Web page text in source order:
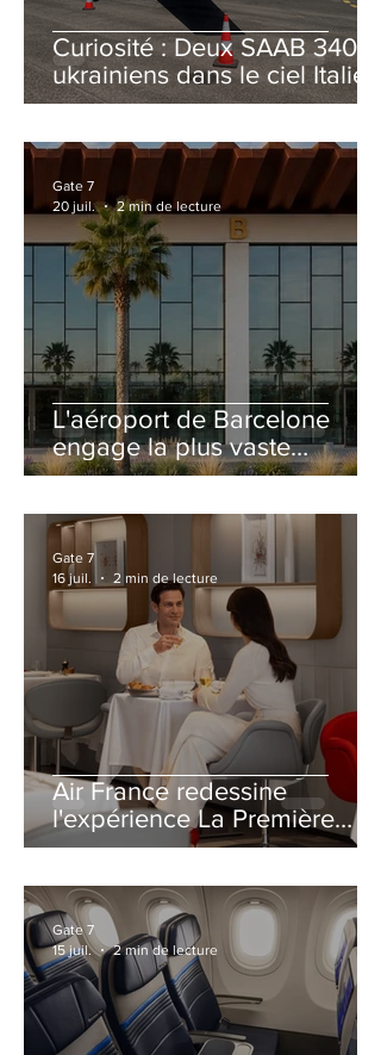
Curiosité : Deux SAAB 340B
ukrainiens dans le ciel Italien
cet été
L'aéroport de Barcelone
engage la plus vaste
rénovation de son Terminal
Gate 7
20 juil.
2 min de lecture
Air France redessine
l'expérience La Première
avec un salon entièrement
Gate 7
16 juil.
2 min de lecture
Gate 7
15 juil.
2 min de lecture